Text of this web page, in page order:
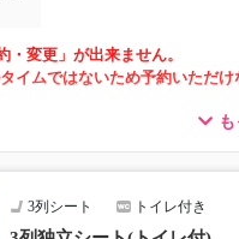
・変更」が出来ません。
イムではないため予約いただけ
を清掃、除菌
3列シート トイレ付き